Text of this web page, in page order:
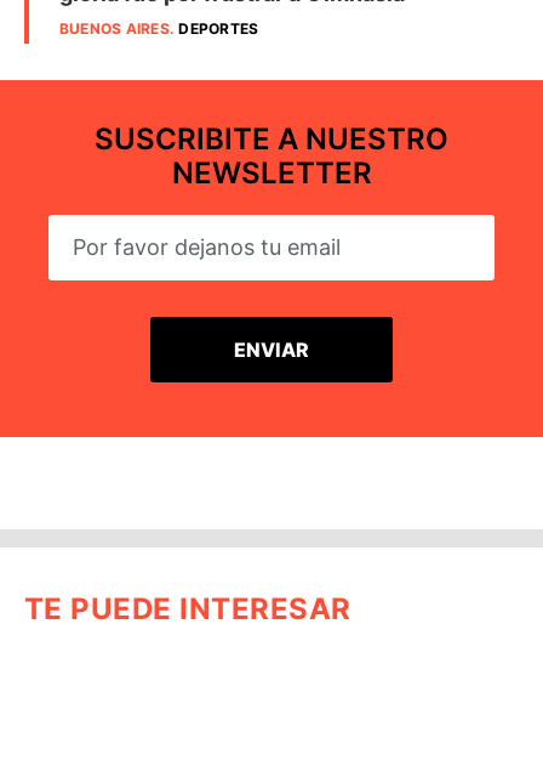
BUENOS AIRES.DEPORTES
SUSCRIBITE A NUESTRO
NEWSLETTER
TE PUEDE INTERESAR